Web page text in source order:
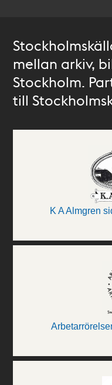
mellan arkiv,
Stockholm.
till
K A Almgren